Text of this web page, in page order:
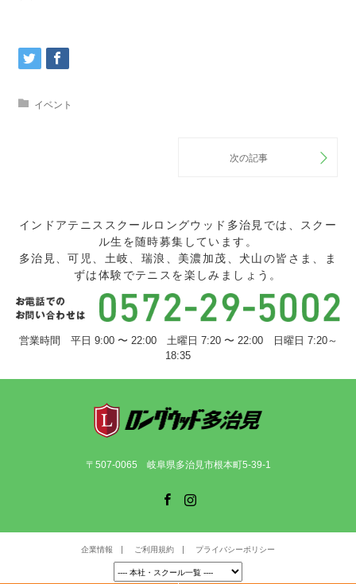
イベント
インドアテニススクールロングウッド多治見では、スクー
ル生を随時募集しています。
多治見、可児、土岐、瑞浪、美濃加茂、犬山の皆さま、ま
ずは体験でテニスを楽しみましょう。
営業時間 平日 9:00 〜 22:00 土曜日 7:20 〜 22:00 日曜日 7:20～
18:35
〒507-0065 岐阜県多治見市根本町5-39-1
企業情報 ご利用規約 プライバシーポリシー